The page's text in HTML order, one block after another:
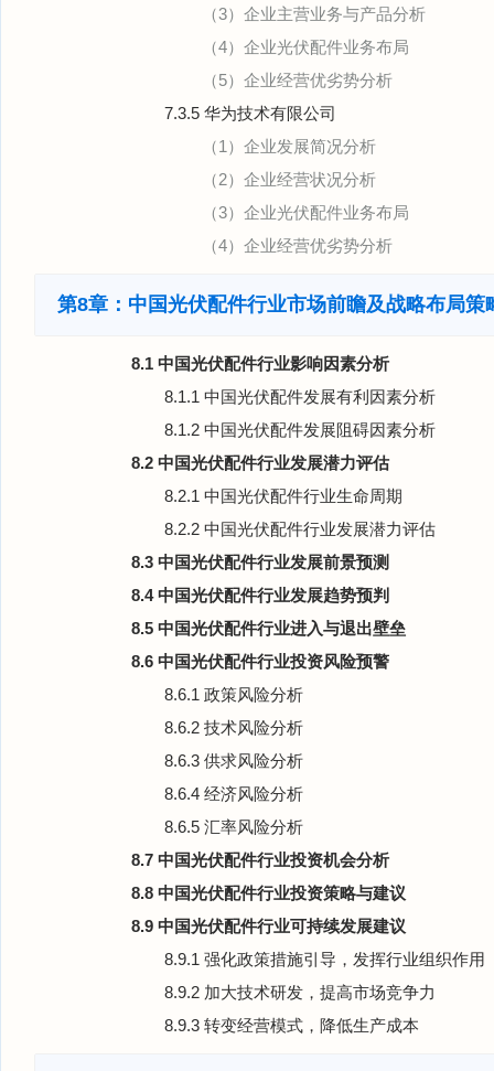
（3）企业主营业务与产品分析
（4）企业光伏配件业务布局
（5）企业经营优劣势分析
7.3.5 华为技术有限公司
（1）企业发展简况分析
（2）企业经营状况分析
（3）企业光伏配件业务布局
（4）企业经营优劣势分析
第8章：中国光伏配件行业市场前瞻及战略布局策
8.1 中国光伏配件行业影响因素分析
8.1.1 中国光伏配件发展有利因素分析
8.1.2 中国光伏配件发展阻碍因素分析
8.2 中国光伏配件行业发展潜力评估
8.2.1 中国光伏配件行业生命周期
8.2.2 中国光伏配件行业发展潜力评估
8.3 中国光伏配件行业发展前景预测
8.4 中国光伏配件行业发展趋势预判
8.5 中国光伏配件行业进入与退出壁垒
8.6 中国光伏配件行业投资风险预警
8.6.1 政策风险分析
8.6.2 技术风险分析
8.6.3 供求风险分析
8.6.4 经济风险分析
8.6.5 汇率风险分析
8.7 中国光伏配件行业投资机会分析
8.8 中国光伏配件行业投资策略与建议
8.9 中国光伏配件行业可持续发展建议
8.9.1 强化政策措施引导，发挥行业组织作用
8.9.2 加大技术研发，提高市场竞争力
8.9.3 转变经营模式，降低生产成本